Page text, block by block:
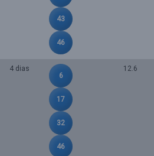
43
46
4 dias
6
17
32
46
12.6